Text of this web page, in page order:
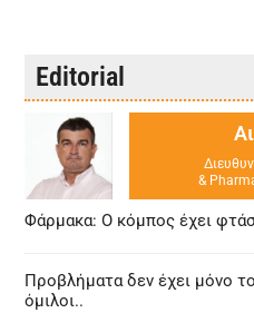
Editorial
&
Φάρμακα: Ο κόμπος έχει
Προβλήματα δεν έχει μόνο
όμιλοι..